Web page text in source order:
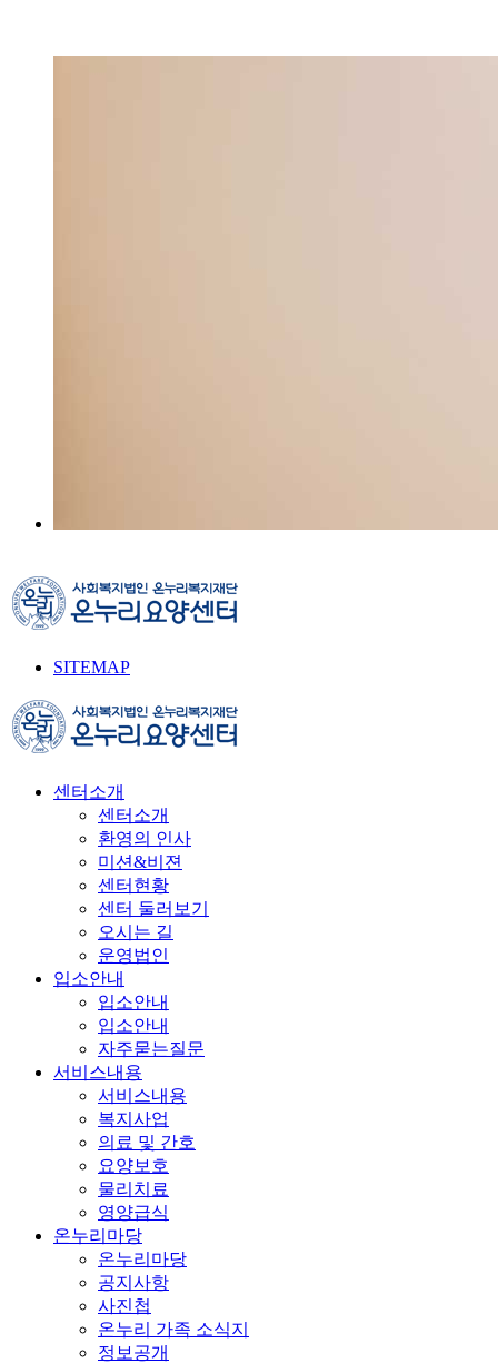
SITEMAP
센터소개
센터소개
환영의 인사
미션&비젼
센터현황
센터 둘러보기
오시는 길
운영법인
입소안내
입소안내
입소안내
자주묻는질문
서비스내용
서비스내용
복지사업
의료 및 간호
요양보호
물리치료
영양급식
온누리마당
온누리마당
공지사항
사진첩
온누리 가족 소식지
정보공개